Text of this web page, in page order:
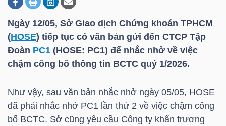
Ngày 12/05, Sở Giao dịch Chứng khoán TPHCM
(HOSE) tiếp tục có văn bản gửi đến CTCP Tập
Đoàn PC1 (HOSE: PC1) để nhắc nhở về việc
chậm công bố thông tin BCTC quý 1/2026.
Như vậy, sau văn bản nhắc nhở ngày 05/05, HOSE
đã phải nhắc nhở PC1 lần thứ 2 về việc chậm công
bố BCTC. Sở cũng yêu cầu Công ty khẩn trương
DOANH
NGHIỆP
ĐỘNG
SẢN